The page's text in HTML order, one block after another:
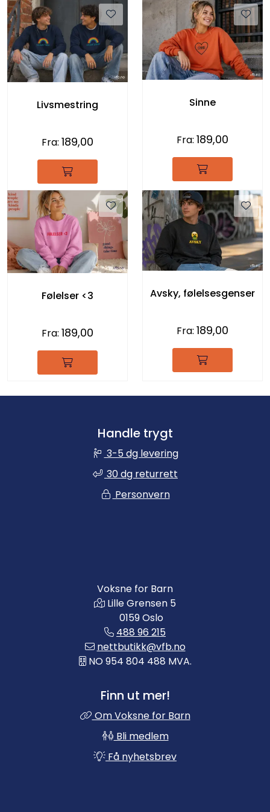
Livsmestring
Fra: 189,00
Sinne
Fra: 189,00
Følelser <3
Fra: 189,00
Avsky, følelsesgenser
Fra: 189,00
Voksne for Barn
Lille Grensen 5
0159 Oslo
488 96 215
nettbutikk@vfb.no
NO 954 804 488 MVA.
Finn ut mer!
Om Voksne for Barn
Bli medlem
Få nyhetsbrev
Handle trygt
3-5 dg levering
30 dg returrett
Personvern